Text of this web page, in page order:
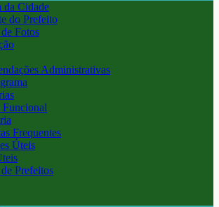
da Cidade
do Prefeito
Fotos
Administrativas
Funcional
Frequentes
Úteis
Prefeitos